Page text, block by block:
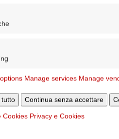
Manage services Manage
tutto Continua senza accettare
Cookies Privacy e Cookies